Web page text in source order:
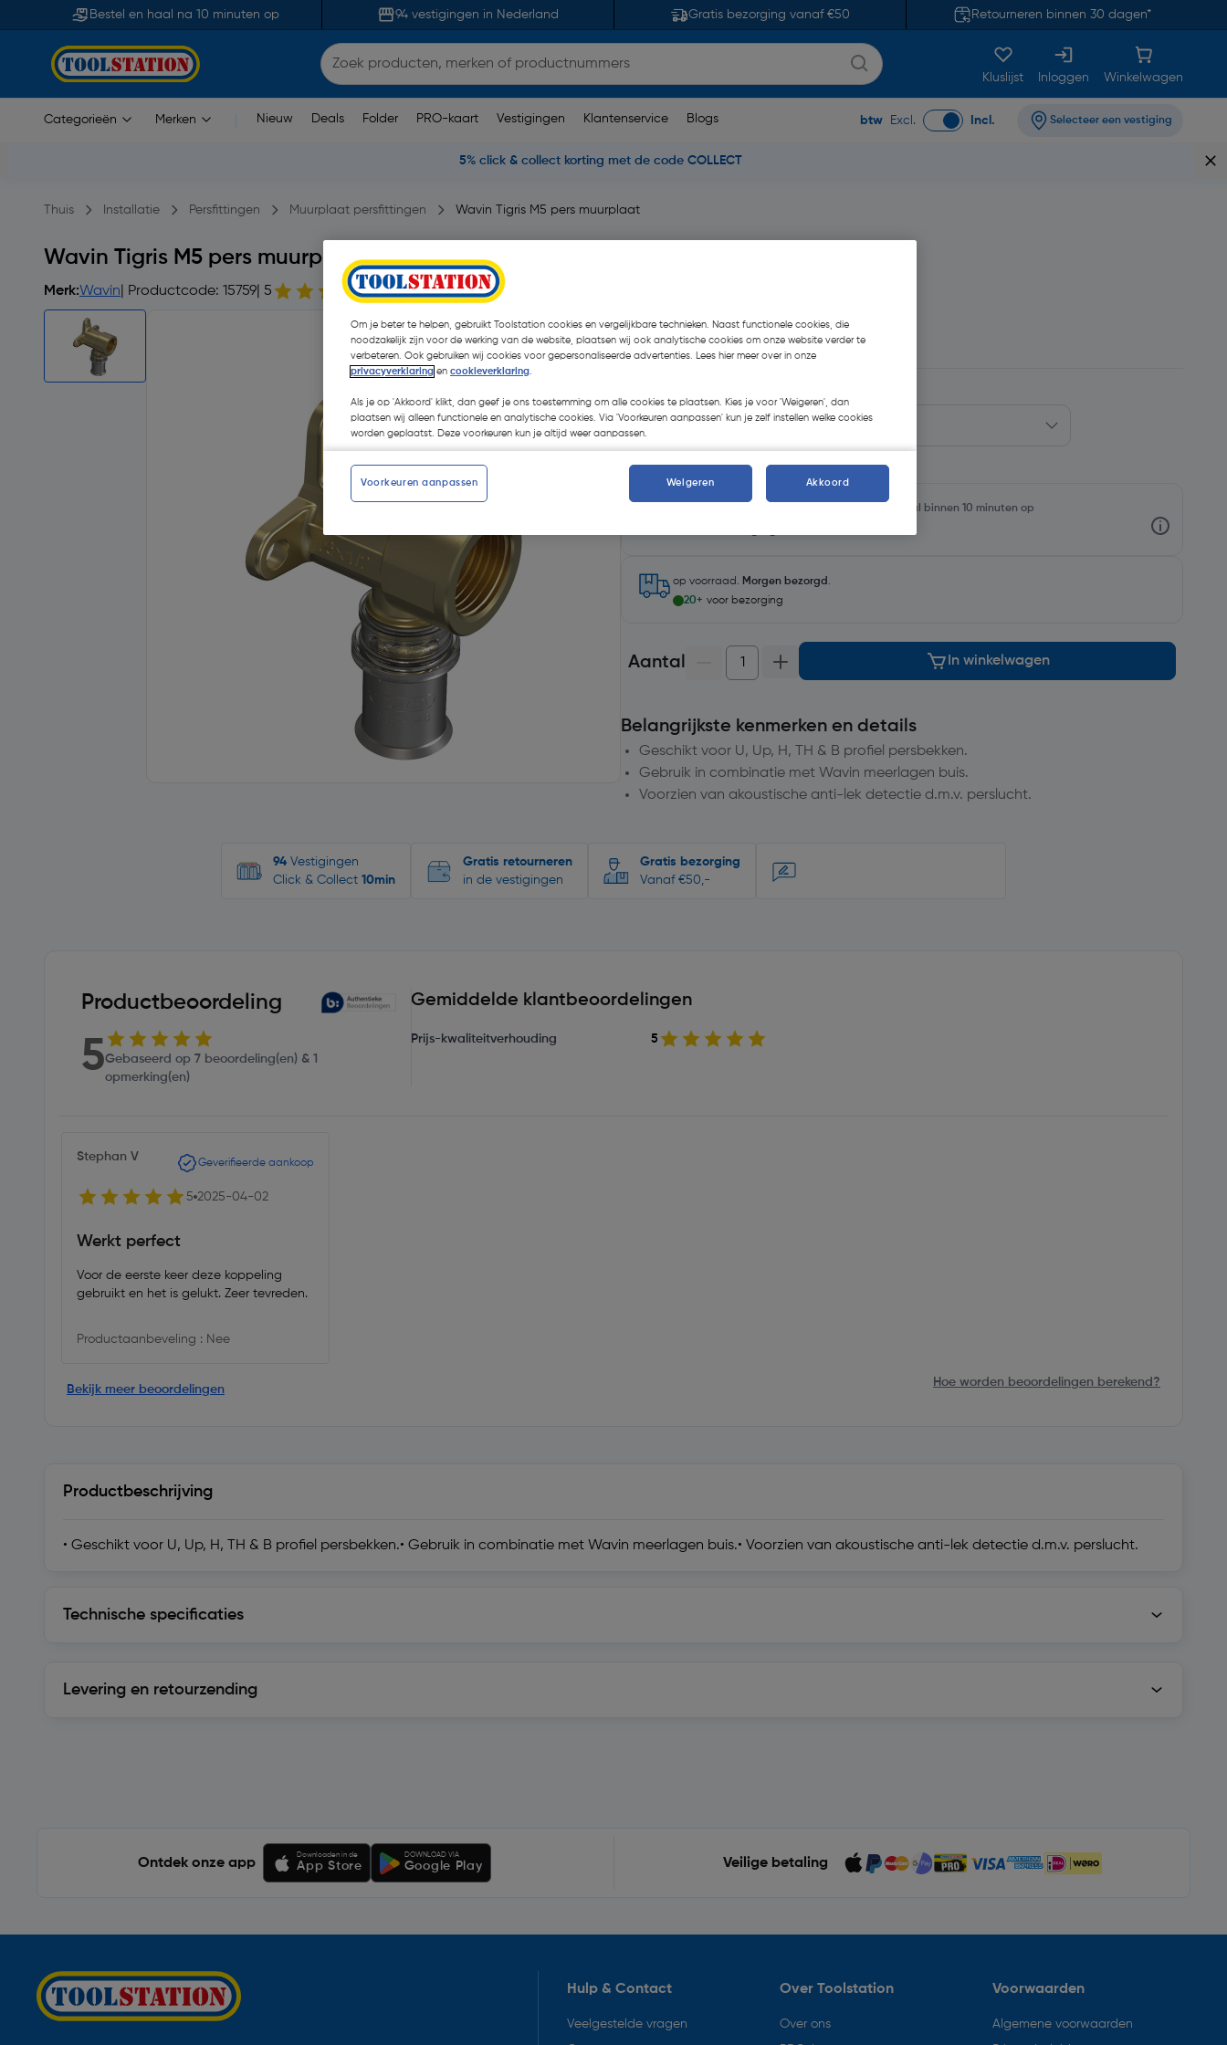
Bestel en haal na 10 minuten op 94 vestigingen in Nederland Gratis bezorging vanaf €50 Retourneren binnen 30 dagen*
Kluslijst Inloggen Winkelwagen
Categorieën Merken Nieuw Deals Folder PRO-kaart Vestigingen Klantenservice Blogs btw Excl. Incl. Selecteer een vestiging
5% click & collect korting met de code COLLECT
Thuis Installatie Persfittingen Muurplaat persfittingen Wavin Tigris M5 pers muurplaat
Wavin Tigris M5 pers muurplaat 1/2x16mm kort
Merk:Wavin | Productcode: 15759 | 5 7 opmerking(en)| Stuk
€ 12,04| Excl. btw € 9,95
Selecteer winkel - Bekijk voorraadniveaus en haal binnen 10 minuten op
op voorraad. Morgen bezorgd .
20+ voor bezorging
Aantal In winkelwagen
Belangrijkste kenmerken en details
Geschikt voor U, Up, H, TH & B profiel persbekken.
Gebruik in combinatie met Wavin meerlagen buis.
Voorzien van akoustische anti-lek detectie d.m.v. perslucht.
94 Vestigingen
Click & Collect 10min
Gratis retourneren
in de vestigingen
Gratis bezorging
Vanaf €50,-
Productbeoordeling
5Gebaseerd op 7 beoordeling(en) & 1
opmerking(en)
Gemiddelde klantbeoordelingen
Prijs-kwaliteitverhouding 5
Stephan V Geverifieerde aankoop
5 2025-04-02
Werkt perfect
Voor de eerste keer deze koppeling
gebruikt en het is gelukt. Zeer tevreden.
Productaanbeveling : Nee
Bekijk meer beoordelingen
Hoe worden beoordelingen berekend?
Productbeschrijving
• Geschikt voor U, Up, H, TH & B profiel persbekken.• Gebruik in combinatie met Wavin meerlagen buis.• Voorzien van akoustische anti-lek detectie d.m.v. perslucht.
Technische specificaties
Levering en retourzending
Ontdek onze app
Downloaden in de
App Store
DOWNLOAD VIA
Google Play Veilige betaling
Hulp & Contact
Veelgestelde vragen
Over Toolstation
Over ons
Voorwaarden
Algemene voorwaarden
Om je beter te helpen, gebruikt Toolstation cookies en vergelijkbare technieken. Naast functionele cookies, die
noodzakelijk zijn voor de werking van de website, plaatsen wij ook analytische cookies om onze website verder te
verbeteren. Ook gebruiken wij cookies voor gepersonaliseerde advertenties. Lees hier meer over in onze
privacyverklaring en cookieverklaring.
Als je op 'Akkoord' klikt, dan geef je ons toestemming om alle cookies te plaatsen. Kies je voor 'Weigeren', dan
plaatsen wij alleen functionele en analytische cookies. Via 'Voorkeuren aanpassen' kun je zelf instellen welke cookies
worden geplaatst. Deze voorkeuren kun je altijd weer aanpassen.
Voorkeuren aanpassen Weigeren Akkoord